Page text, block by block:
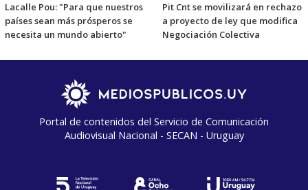
Lacalle Pou: "Para que nuestros
países sean más prósperos se
necesita un mundo abierto"
Pit Cnt se movilizará en rechazo
a proyecto de ley que modifica
Negociación Colectiva
Portal de contenidos del Servicio de Comunicación
Audiovisual Nacional - SECAN - Uruguay